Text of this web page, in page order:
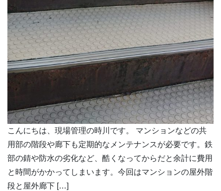
こんにちは、現場管理の時川です。 マンションなどの共
用部の階段や廊下も定期的なメンテナンスが必要です。鉄
部の錆や防水の劣化など、酷くなってからだと余計に費用
と時間がかかってしまいます。今回はマンションの屋外階
段と屋外廊下 […]